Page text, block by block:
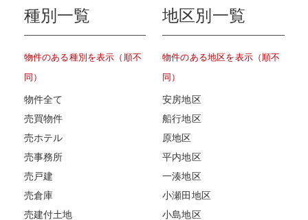
種別一覧
物件のある種別を表示（順不
同）
物件全て
売買物件
売ホテル
売事務所
売戸建
売倉庫
売建付土地
地区別一覧
物件のある地区を表示（順不
同）
安房地区
船行地区
原地区
平内地区
一湊地区
小瀬田地区
小島地区